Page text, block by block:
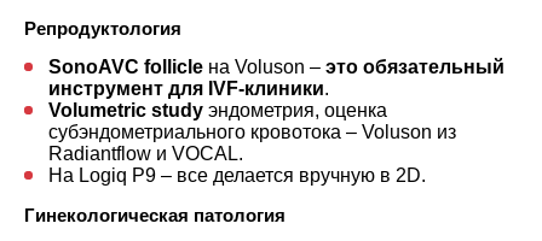
Репродуктология
SonoAVC follicle на Voluson – это обязательный
инструмент для IVF-клиники.
Volumetric study эндометрия, оценка
субэндометриального кровотока – Voluson из
Radiantflow и VOCAL.
На Logiq P9 – все делается вручную в 2D.
Гинекологическая патология